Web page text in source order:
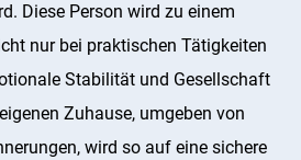
Diese Person wird zu einem
nur bei praktischen Tätigkeiten
Stabilität und Gesellschaft
Zuhause, umgeben von
wird so auf eine sichere